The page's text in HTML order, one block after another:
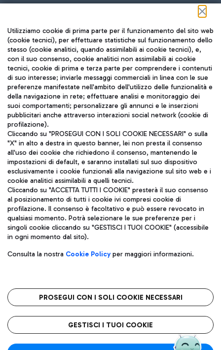
Seguici sui social
TRAVEL JOURNAL
ITA
Aeroporti di Roma S.p.A. - Società soggetta a direzione e
coordinamento di Mundys S.p.A.
Codice fiscale e Registro delle Imprese di Roma 13032990155 P.
IVA 06572251004
Capitale sociale 62.224.743,00 int. vers.
Sede legale: Via Pier Paolo Racchetti 1 - 00054 Fiumicino (RM)
telefono +39 06 65951
Privacy policy
Note legali
L'aeroporto stellato
QUALITÀ SOSTENIBILITÀ INNOVAZIONE
Utilizziamo cookie di prima parte per il funzionamento del sito web
(cookie tecnici), per effettuare statistiche sul funzionamento dello
stesso (cookie analitici, quando assimilabili ai cookie tecnici), e,
con il suo consenso, cookie analitici non assimilabili ai cookie
tecnici, cookie di prima e terza parte per comprendere i contenuti
di suo interesse; inviarle messaggi commerciali in linea con le sue
preferenze manifestate nell'ambito dell'utilizzo delle funzionalità e
della navigazione in rete; effettuare analisi e monitoraggio dei
suoi comportamenti; personalizzare gli annunci e le inserzioni
pubblicitari anche attraverso interazioni social network (cookie di
profilazione).
Cliccando su "PROSEGUI CON I SOLI COOKIE NECESSARI" o sulla
"X" in alto a destra in questo banner, lei non presta il consenso
all'uso dei cookie che richiedono il consenso, mantenendo le
impostazioni di default, e saranno installati sul suo dispositivo
esclusivamente i cookie funzionali alla navigazione sul sito web e i
cookie analitici assimilabili a quelli tecnici.
Cliccando su "ACCETTA TUTTI I COOKIE" presterà il suo consenso
al posizionamento di tutti i cookie ivi compresi cookie di
profilazione. Il consenso è facoltativo e può essere revocato in
qualsiasi momento. Potrà selezionare le sue preferenze per i
singoli cookie cliccando su "GESTISCI I TUOI COOKIE" (accessibile
in ogni momento dal sito).
Consulta la nostra Cookie Policyper maggiori informazioni.
PROSEGUI CON I SOLI COOKIE NECESSARI
GESTISCI I TUOI COOKIE